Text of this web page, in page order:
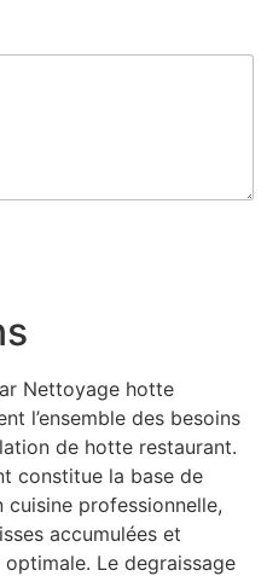
Nettoyage hotte
l’ensemble des besoins
de hotte restaurant.
constitue la base de
cuisine professionnelle,
accumulées et
optimale. Le degraissage